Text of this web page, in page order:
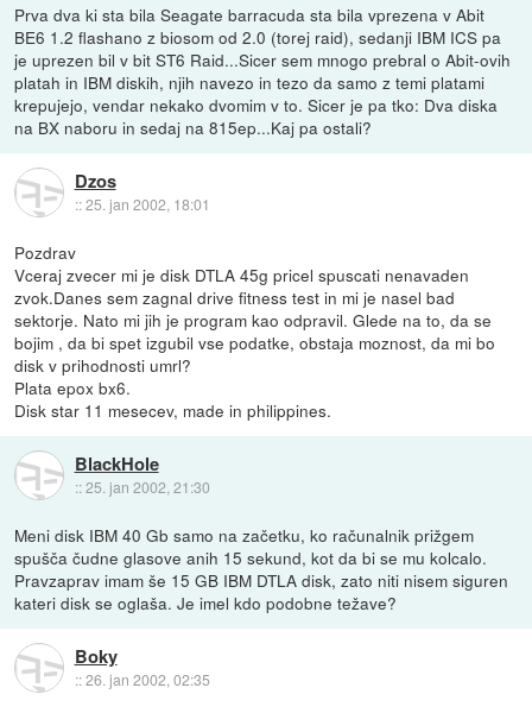
Prva dva ki sta bila Seagate barracuda sta bila vprezena v Abit
BE6 1.2 flashano z biosom od 2.0 (torej raid), sedanji IBM ICS pa
je uprezen bil v bit ST6 Raid...Sicer sem mnogo prebral o Abit-ovih
platah in IBM diskih, njih navezo in tezo da samo z temi platami
krepujejo, vendar nekako dvomim v to. Sicer je pa tko: Dva diska
na BX naboru in sedaj na 815ep...Kaj pa ostali?
Dzos
::25. jan 2002, 18:01
Pozdrav
Vceraj zvecer mi je disk DTLA 45g pricel spuscati nenavaden
zvok.Danes sem zagnal drive fitness test in mi je nasel bad
sektorje. Nato mi jih je program kao odpravil. Glede na to, da se
bojim , da bi spet izgubil vse podatke, obstaja moznost, da mi bo
disk v prihodnosti umrl?
Plata epox bx6.
Disk star 11 mesecev, made in philippines.
BlackHole
::25. jan 2002, 21:30
Meni disk IBM 40 Gb samo na začetku, ko računalnik prižgem
spušča čudne glasove anih 15 sekund, kot da bi se mu kolcalo.
Pravzaprav imam še 15 GB IBM DTLA disk, zato niti nisem siguren
kateri disk se oglaša. Je imel kdo podobne težave?
Boky
::26. jan 2002, 02:35